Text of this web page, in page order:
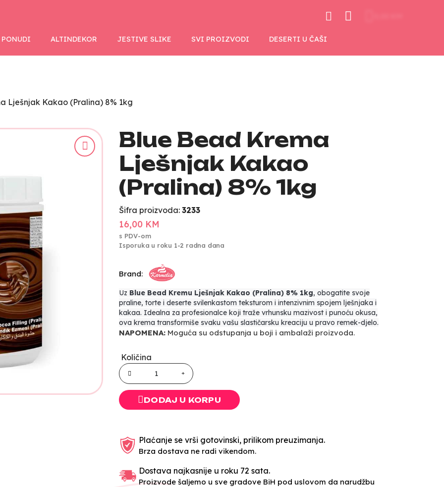
ALTINDEKOR JESTIVE SLIKE SVI PROIZVODI DESERTI U ČAŠI
Lješnjak Kakao (Pralina) 8% 1kg
Blue Bead Krema
Lješnjak Kakao
(Pralina) 8% 1kg
Šifra proizvoda: 3233
16,00 KM
s PDV-om
Isporuka u roku 1-2 radna dana
Brand:
Uz Blue Bead Kremu Lješnjak Kakao (Pralina) 8% 1kg, obogatite svoje
praline, torte i deserte svilenkastom teksturom i intenzivnim spojem lješnjaka i
kakaa. Idealna za profesionalce koji traže vrhunsku mazivost i punoću okusa,
ova krema transformiše svaku vašu slastičarsku kreaciju u pravo remek-djelo.
NAPOMENA: Moguća su odstupanja u boji i ambalaži proizvoda.
Količina
DODAJ U KORPU
Plaćanje se vrši gotovinski, prilikom preuzimanja.
Brza dostava ne radi vikendom.
Dostava najkasnije u roku 72 sata.
Proizvode šaljemo u sve gradove BiH pod uslovom da narudžbu